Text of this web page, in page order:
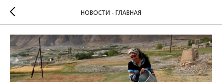
НОВОСТИ - ГЛАВНАЯ